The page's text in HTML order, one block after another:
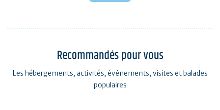
Recommandés pour vous
Les hébergements, activités, événements, visites et balades
populaires